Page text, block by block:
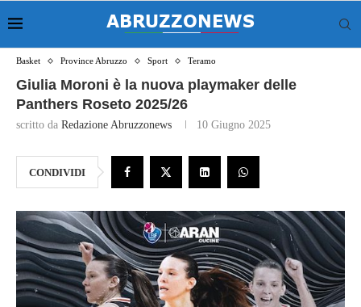
Basket Province Abruzzo Sport Teramo
Giulia Moroni è la nuova playmaker delle
Panthers Roseto 2025/26
scritto da Redazione Abruzzonews 10 Giugno 2025
CONDIVIDI